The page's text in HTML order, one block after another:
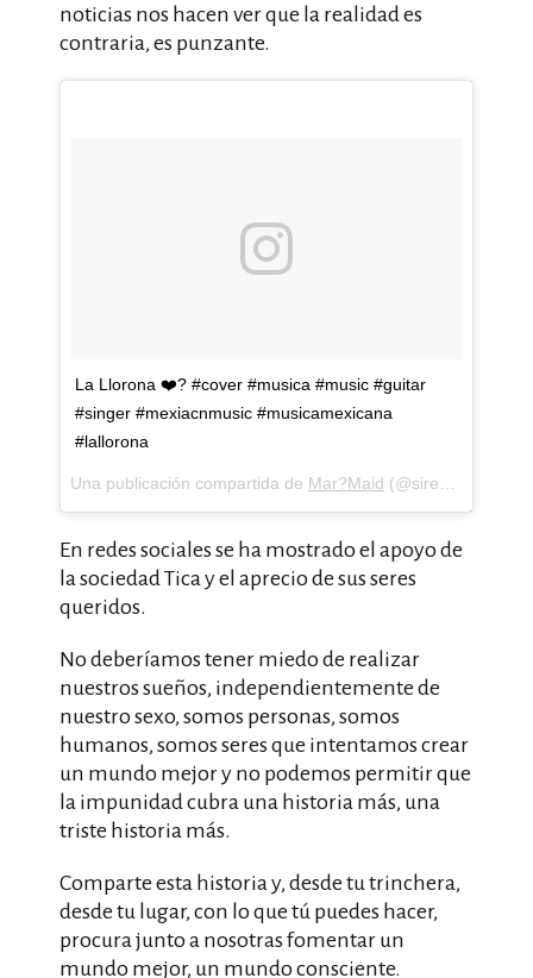
noticias nos hacen ver que la realidad es
contraria, es punzante.
La Llorona ❤️? #cover #musica #music #guitar
#singer #mexiacnmusic #musicamexicana
#lallorona
Una publicación compartida de Mar?Maid (@sirenamarmaid) el
En redes sociales se ha mostrado el apoyo de
la sociedad Tica y el aprecio de sus seres
queridos.
No deberíamos tener miedo de realizar
nuestros sueños, independientemente de
nuestro sexo, somos personas, somos
humanos, somos seres que intentamos crear
un mundo mejor y no podemos permitir que
la impunidad cubra una historia más, una
triste historia más.
Comparte esta historia y, desde tu trinchera,
desde tu lugar, con lo que tú puedes hacer,
procura junto a nosotras fomentar un
mundo mejor, un mundo consciente.